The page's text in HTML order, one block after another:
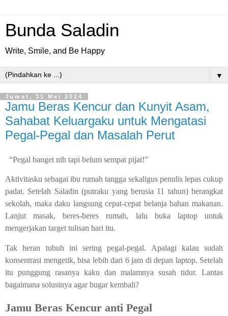
Bunda Saladin
Write, Smile, and Be Happy
▼
Jumat, 31 Mei 2024
Jamu Beras Kencur dan Kunyit Asam,
Sahabat Keluargaku untuk Mengatasi
Pegal-Pegal dan Masalah Perut
“Pegal banget nih tapi belum sempat pijat!”
Aktivitasku sebagai ibu rumah tangga sekaligus penulis lepas cukup
padat. Setelah Saladin (putraku yang berusia 11 tahun) berangkat
sekolah, maka daku langsung cepat-cepat belanja bahan makanan.
Lanjut masak, beres-beres rumah, lalu buka laptop untuk
mengerjakan target tulisan hari itu.
Tak heran tubuh ini sering pegal-pegal. Apalagi kalau sudah
konsentrasi mengetik, bisa lebih dari 6 jam di depan laptop. Setelah
itu punggung rasanya kaku dan malamnya susah tidur. Lantas
bagaimana solusinya agar bugar kembali?
Jamu Beras Kencur anti Pegal